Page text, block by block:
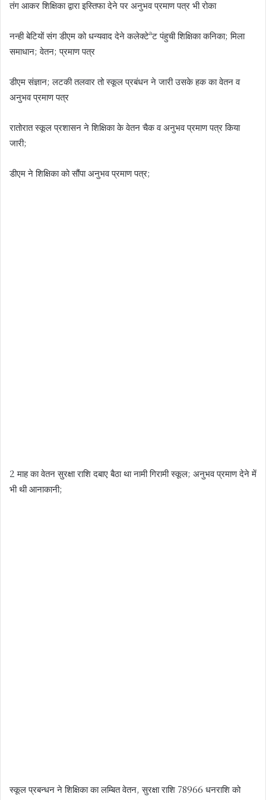
तंग आकर शिक्षिका द्वारा इस्तिफा देने पर अनुभव प्रमाण पत्र भी रोका
नन्ही बेटियों संग डीएम को धन्यवाद देने कलेक्टेªट पंहुची शिक्षिका कनिका; मिला
समाधान; वेतन; प्रमाण पत्र
डीएम संज्ञान; लटकी तलवार तो स्कूल प्रबंधन ने जारी उसके हक का वेतन व
अनुभव प्रमाण पत्र
रातोरात स्कूल प्रशासन ने शिक्षिका के वेतन चैक व अनुभव प्रमाण पत्र किया
जारी;
डीएम ने शिक्षिका को सौंपा अनुभव प्रमाण पत्र;
2 माह का वेतन सुरक्षा राशि दबाए बैठा था नामी गिरामी स्कूल; अनुभव प्रमाण देने में
भी थी आनाकानी;
स्कूल प्रबन्धन ने शिक्षिका का लम्बित वेतन, सुरक्षा राशि 78966 धनराशि को